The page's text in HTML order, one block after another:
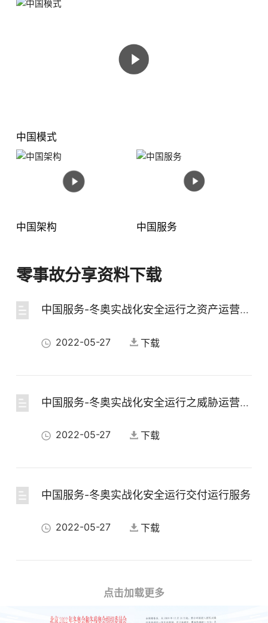
中国模式
中国架构 中国服务
零事故分享资料下载
中国服务-冬奥实战化安全运行之资产运营服务
2022-05-27 下载
中国服务-冬奥实战化安全运行之威胁运营服务
2022-05-27 下载
中国服务-冬奥实战化安全运行交付运行服务
2022-05-27 下载
中国服务-冬奥模式的实战化安全运行服务
2022-05-27 下载
点击加载更多